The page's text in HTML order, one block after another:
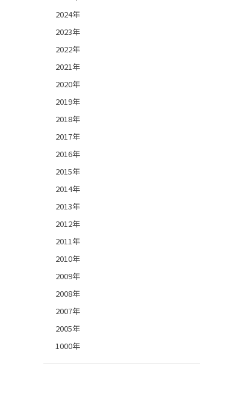
2024年
2023年
2022年
2021年
2020年
2019年
2018年
2017年
2016年
2015年
2014年
2013年
2012年
2011年
2010年
2009年
2008年
2007年
2005年
1000年